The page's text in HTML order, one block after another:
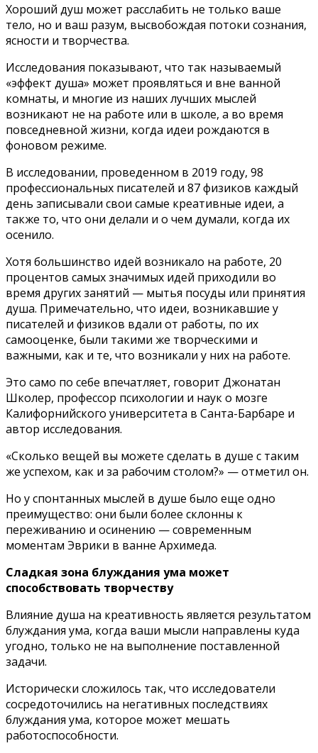
Хороший душ может расслабить не только ваше
тело, но и ваш разум, высвобождая потоки сознания,
ясности и творчества.
Исследования показывают, что так называемый
«эффект душа» может проявляться и вне ванной
комнаты, и многие из наших лучших мыслей
возникают не на работе или в школе, а во время
повседневной жизни, когда идеи рождаются в
фоновом режиме.
В исследовании, проведенном в 2019 году, 98
профессиональных писателей и 87 физиков каждый
день записывали свои самые креативные идеи, а
также то, что они делали и о чем думали, когда их
осенило.
Хотя большинство идей возникало на работе, 20
процентов самых значимых идей приходили во
время других занятий — мытья посуды или принятия
душа. Примечательно, что идеи, возникавшие у
писателей и физиков вдали от работы, по их
самооценке, были такими же творческими и
важными, как и те, что возникали у них на работе.
Это само по себе впечатляет, говорит Джонатан
Школер, профессор психологии и наук о мозге
Калифорнийского университета в Санта-Барбаре и
автор исследования.
«Сколько вещей вы можете сделать в душе с таким
же успехом, как и за рабочим столом?» — отметил он.
Но у спонтанных мыслей в душе было еще одно
преимущество: они были более склонны к
переживанию и осинению — современным
моментам Эврики в ванне Архимеда.
Сладкая зона блуждания ума может
способствовать творчеству
Влияние душа на креативность является результатом
блуждания ума, когда ваши мысли направлены куда
угодно, только не на выполнение поставленной
задачи.
Исторически сложилось так, что исследователи
сосредоточились на негативных последствиях
блуждания ума, которое может мешать
работоспособности.